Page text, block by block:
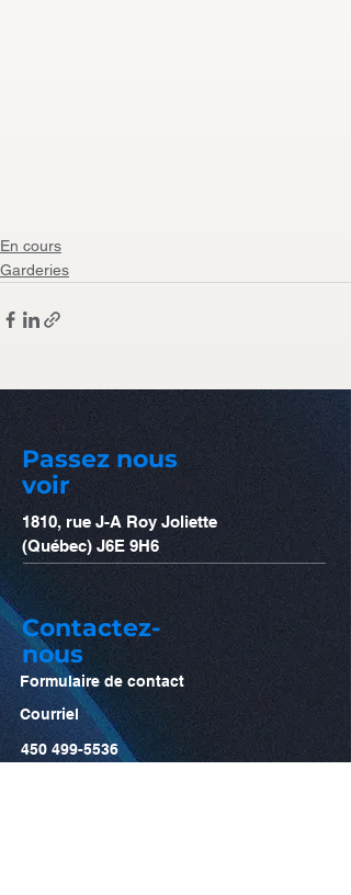
En cours
Garderies
Passez nous
voir
1810, rue J-A Roy Joliette
(Québec) J6E 9H6
Contactez-
nous
Formulaire de contact
Courriel
450 499-5536